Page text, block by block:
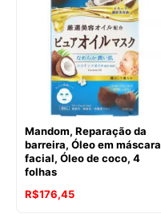
Mandom, Reparação da
barreira, Óleo em máscara
facial, Óleo de coco, 4
folhas
R$176,45